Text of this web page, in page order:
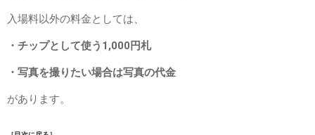
入場料以外の料金としては、
・チップとして使う1,000円札
・写真を撮りたい場合は写真の代金
があります。